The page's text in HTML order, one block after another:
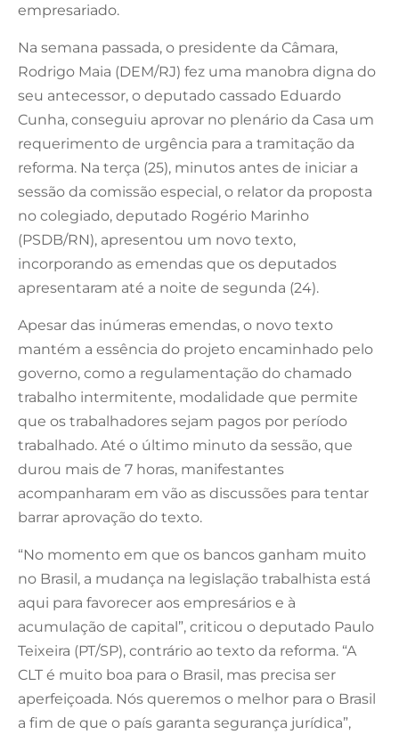
empresariado.
Na semana passada, o presidente da Câmara,
Rodrigo Maia (DEM/RJ) fez uma manobra digna do
seu antecessor, o deputado cassado Eduardo
Cunha, conseguiu aprovar no plenário da Casa um
requerimento de urgência para a tramitação da
reforma. Na terça (25), minutos antes de iniciar a
sessão da comissão especial, o relator da proposta
no colegiado, deputado Rogério Marinho
(PSDB/RN), apresentou um novo texto,
incorporando as emendas que os deputados
apresentaram até a noite de segunda (24).
Apesar das inúmeras emendas, o novo texto
mantém a essência do projeto encaminhado pelo
governo, como a regulamentação do chamado
trabalho intermitente, modalidade que permite
que os trabalhadores sejam pagos por período
trabalhado. Até o último minuto da sessão, que
durou mais de 7 horas, manifestantes
acompanharam em vão as discussões para tentar
barrar aprovação do texto.
“No momento em que os bancos ganham muito
no Brasil, a mudança na legislação trabalhista está
aqui para favorecer aos empresários e à
acumulação de capital”, criticou o deputado Paulo
Teixeira (PT/SP), contrário ao texto da reforma. “A
CLT é muito boa para o Brasil, mas precisa ser
aperfeiçoada. Nós queremos o melhor para o Brasil
a fim de que o país garanta segurança jurídica”,